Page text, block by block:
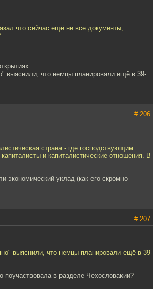
что сейчас ещё не все документы,
выяснили, что немцы планировали ещё в 39-
# 206
страна - где господствующим
и капиталистические отношения. В
экономический уклад (как его скромно
# 207
выяснили, что немцы планировали ещё в 39-
поучаствовала в разделе Чехословакии?